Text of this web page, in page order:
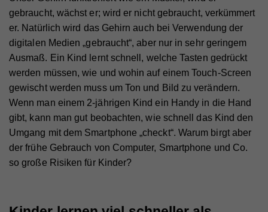
gebraucht, wächst er; wird er nicht gebraucht, verkümmert
er. Natürlich wird das Gehirn auch bei Verwendung der
digitalen Medien „gebraucht“, aber nur in sehr geringem
Ausmaß. Ein Kind lernt schnell, welche Tasten gedrückt
werden müssen, wie und wohin auf einem Touch-Screen
gewischt werden muss um Ton und Bild zu verändern.
Wenn man einem 2-jährigen Kind ein Handy in die Hand
gibt, kann man gut beobachten, wie schnell das Kind den
Umgang mit dem Smartphone „checkt“. Warum birgt aber
der frühe Gebrauch von Computer, Smartphone und Co.
so große Risiken für Kinder?